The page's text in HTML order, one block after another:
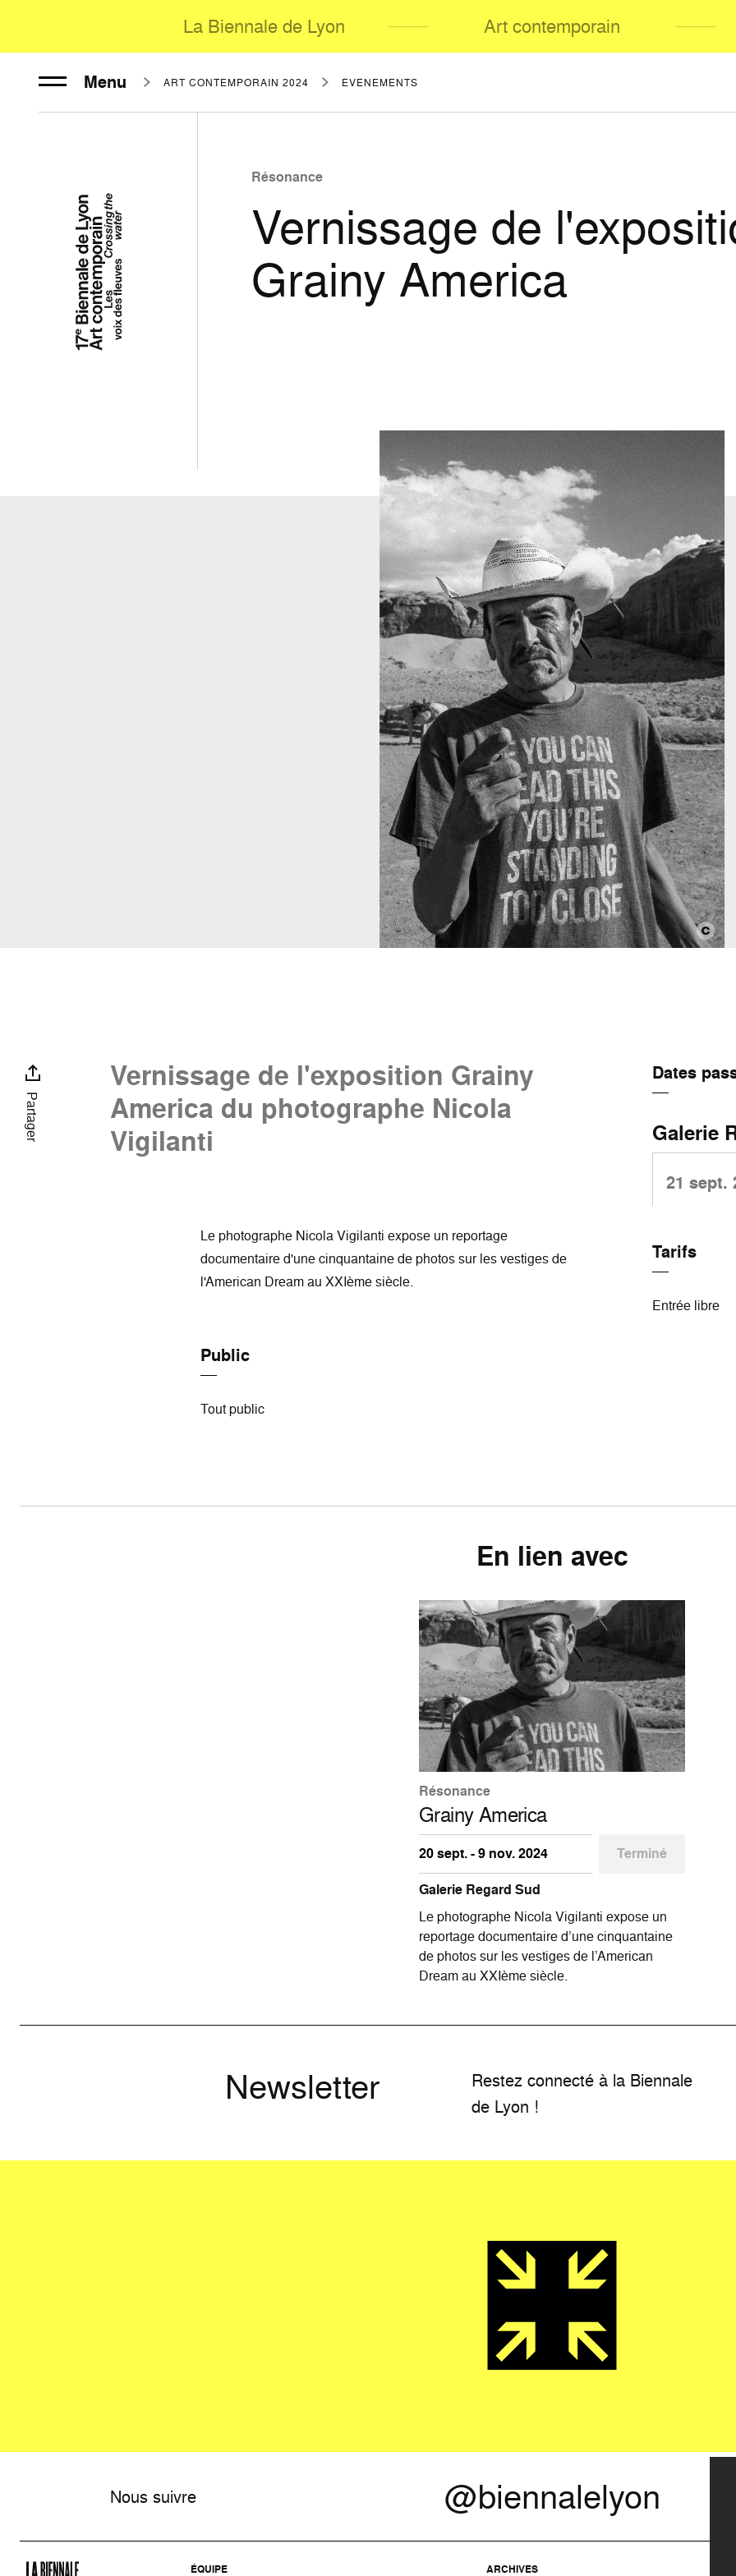
La Biennale de Lyon Art contemporain
Menu ART CONTEMPORAIN 2024 ÉVÈNEMENTS
Résonance
Vernissage de
Grainy America
Partager
Dates
Galerie
21 sept.
Tarifs
Entrée libre
Vernissage de l'exposition Grainy
America du photographe Nicola
Vigilanti
Le photographe Nicola Vigilanti expose un reportage
documentaire d'une cinquantaine de photos sur les vestiges de
l'American Dream au XXIème siècle.
Public
Tout public
En lien avec
Résonance
Grainy America
20 sept. - 9 nov. 2024
Terminé
Galerie Regard Sud
Le photographe Nicola Vigilanti expose un
reportage documentaire d’une cinquantaine
de photos sur les vestiges de l’American
Dream au XXIème siècle.
Newsletter
Restez connecté à la Biennale
de Lyon !
Nous suivre @biennalelyon
ÉQUIPE ARCHIVES